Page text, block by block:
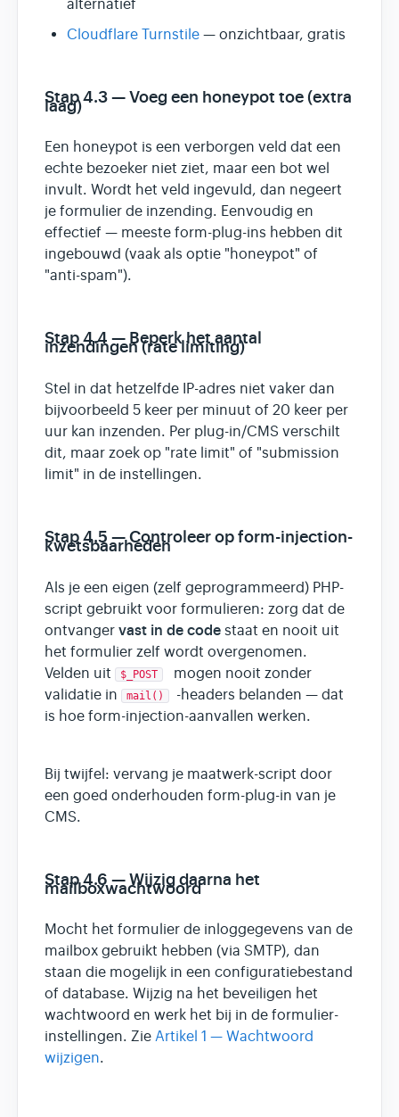
alternatief
Cloudflare Turnstile — onzichtbaar, gratis
Stap 4.3 — Voeg een honeypot toe (extra
laag)
Een honeypot is een verborgen veld dat een
echte bezoeker niet ziet, maar een bot wel
invult. Wordt het veld ingevuld, dan negeert
je formulier de inzending. Eenvoudig en
effectief — meeste form-plug-ins hebben dit
ingebouwd (vaak als optie "honeypot" of
"anti-spam").
Stap 4.4 — Beperk het aantal
inzendingen (rate limiting)
Stel in dat hetzelfde IP-adres niet vaker dan
bijvoorbeeld 5 keer per minuut of 20 keer per
uur kan inzenden. Per plug-in/CMS verschilt
dit, maar zoek op "rate limit" of "submission
limit" in de instellingen.
Stap 4.5 — Controleer op form-injection-
kwetsbaarheden
Als je een eigen (zelf geprogrammeerd) PHP-
script gebruikt voor formulieren: zorg dat de
ontvanger vast in de code staat en nooit uit
het formulier zelf wordt overgenomen.
Velden uit
$_POST
mogen nooit zonder
validatie in
mail()
-headers belanden — dat
is hoe form-injection-aanvallen werken.
Bij twijfel: vervang je maatwerk-script door
een goed onderhouden form-plug-in van je
CMS.
Stap 4.6 — Wijzig daarna het
mailboxwachtwoord
Mocht het formulier de inloggegevens van de
mailbox gebruikt hebben (via SMTP), dan
staan die mogelijk in een configuratiebestand
of database. Wijzig na het beveiligen het
wachtwoord en werk het bij in de formulier-
instellingen. Zie Artikel 1 — Wachtwoord
wijzigen.